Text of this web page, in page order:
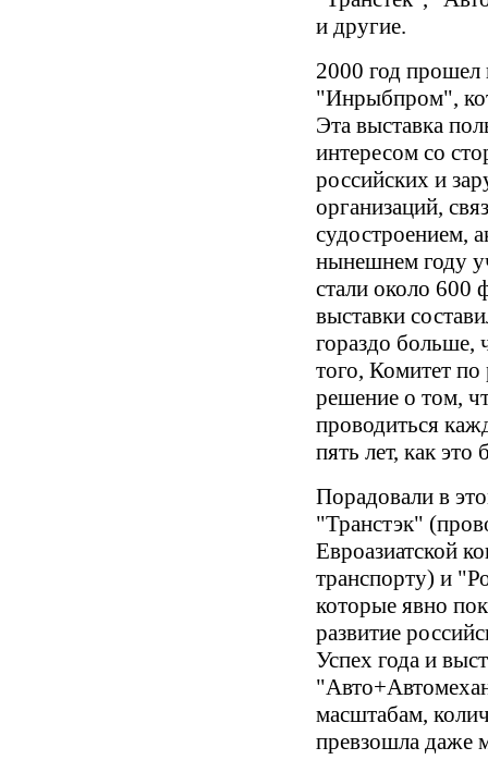
и другие.
2000 год прошел
"Инрыбпром",
Эта выставка
интересом со
российских и
организаций,
судостроением,
нынешнем году
стали около
выставки
гораздо больше,
того, Комитет
решение о том,
проводиться
пять лет, как это
Порадовали в
"Транстэк"
Евроазиатской
транспорту) и
которые явно
развитие
Успех года и
масштабам,
превзошла даже